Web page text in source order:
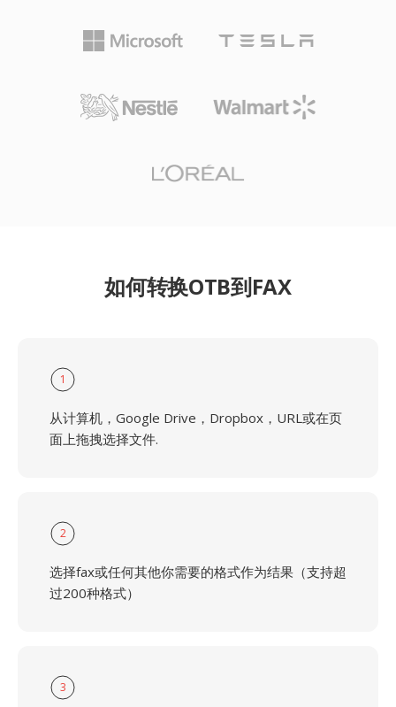
如何转换OTB到FAX
1
从计算机，Google Drive，Dropbox，URL或在页
面上拖拽选择文件.
2
选择fax或任何其他你需要的格式作为结果（支持超
过200种格式）
3